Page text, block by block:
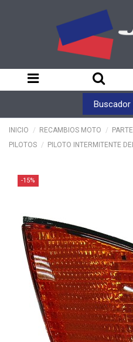
INICIO RECAMBIOS MOTO
PILOTOS
PILOTO INTERMITENTE
-15%